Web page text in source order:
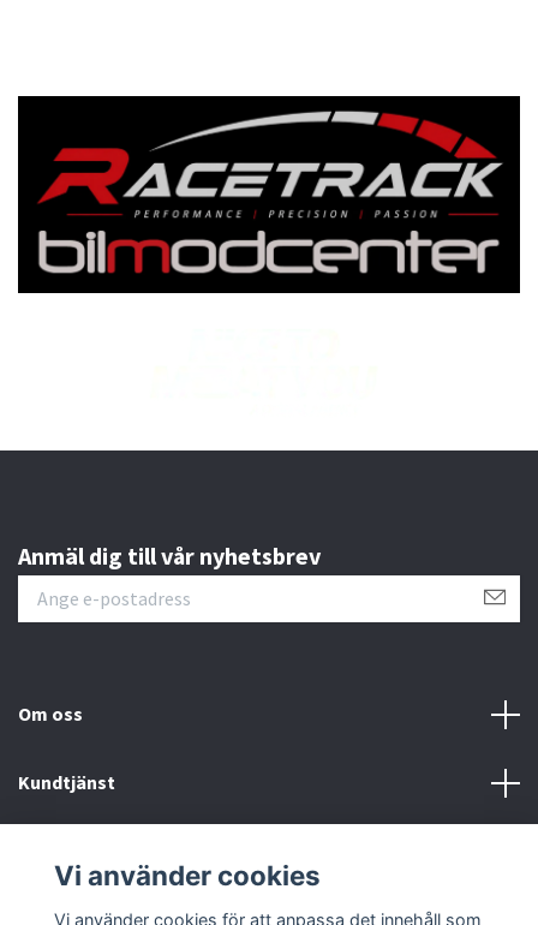
Anmäl dig till vår nyhetsbrev
Om oss
Kundtjänst
Sociala medier
Vi använder cookies
Vi använder cookies för att anpassa det innehåll som